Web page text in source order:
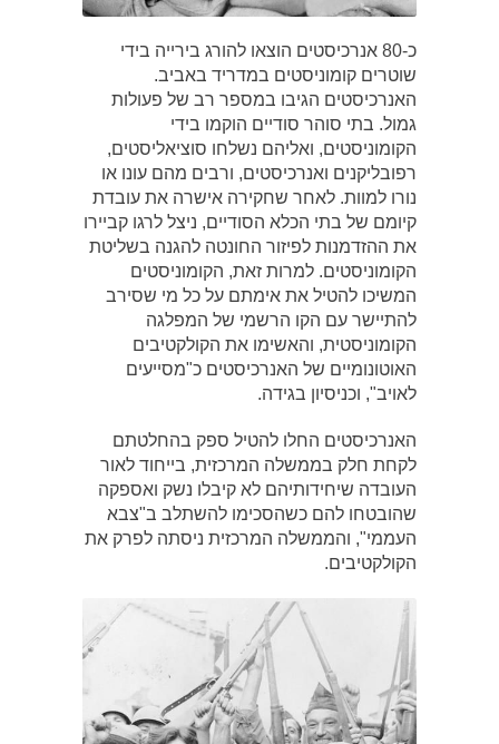
כ-80 אנרכיסטים הוצאו להורג בירייה בידי
שוטרים קומוניסטים במדריד באביב.
האנרכיסטים הגיבו במספר רב של פעולות
גמול. בתי סוהר סודיים הוקמו בידי
הקומוניסטים, ואליהם נשלחו סוציאליסטים,
רפובליקנים ואנרכיסטים, ורבים מהם עונו או
נורו למוות. לאחר שחקירה אישרה את עובדת
קיומם של בתי הכלא הסודיים, ניצל לרגו קביירו
את ההזדמנות לפיזור החונטה להגנה בשליטת
הקומוניסטים. למרות זאת, הקומוניסטים
המשיכו להטיל את אימתם על כל מי שסירב
להתיישר עם הקו הרשמי של המפלגה
הקומוניסטית, והאשימו את הקולקטיבים
האוטונומיים של האנרכיסטים כ"מסייעים
לאויב", וכניסיון בגידה.
האנרכיסטים החלו להטיל ספק בהחלטתם
לקחת חלק בממשלה המרכזית, בייחוד לאור
העובדה שיחידותיהם לא קיבלו נשק ואספקה
שהובטחו להם כשהסכימו להשתלב ב"צבא
העממי", והממשלה המרכזית ניסתה לפרק את
הקולקטיבים.